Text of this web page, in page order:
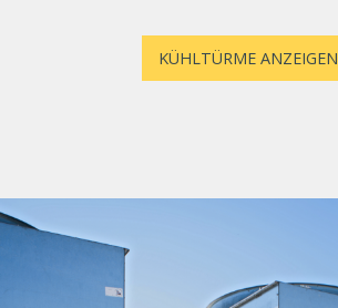
KÜHLTÜRME ANZEIGEN